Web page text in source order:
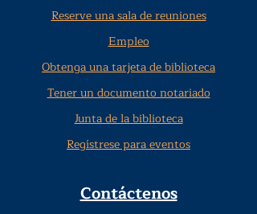
Reserve una sala de reuniones
Empleo
Obtenga una tarjeta de biblioteca
Tener un documento notariado
Junta de la biblioteca
Regístrese para eventos
Contáctenos